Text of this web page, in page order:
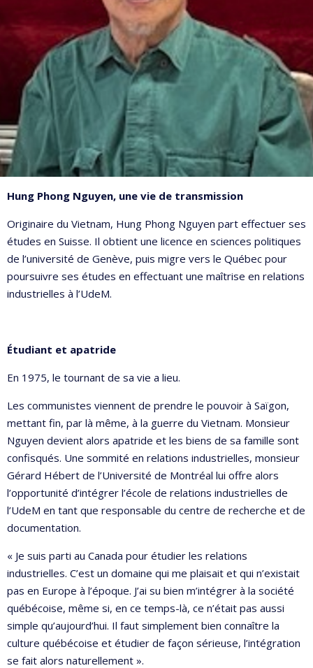
Hung Phong Nguyen, une vie de transmission
Originaire du Vietnam, Hung Phong Nguyen part effectuer ses
études en Suisse. Il obtient une licence en sciences politiques
de l’université de Genève, puis migre vers le Québec pour
poursuivre ses études en effectuant une maîtrise en relations
industrielles à l’UdeM.
Étudiant et apatride
En 1975, le tournant de sa vie a lieu.
Les communistes viennent de prendre le pouvoir à Saïgon,
mettant fin, par là même, à la guerre du Vietnam. Monsieur
Nguyen devient alors apatride et les biens de sa famille sont
confisqués. Une sommité en relations industrielles, monsieur
Gérard Hébert de l’Université de Montréal lui offre alors
l’opportunité d’intégrer l’école de relations industrielles de
l’UdeM en tant que responsable du centre de recherche et de
documentation.
« Je suis parti au Canada pour étudier les relations
industrielles. C’est un domaine qui me plaisait et qui n’existait
pas en Europe à l’époque. J’ai su bien m’intégrer à la société
québécoise, même si, en ce temps-là, ce n’était pas aussi
simple qu’aujourd’hui. Il faut simplement bien connaître la
culture québécoise et étudier de façon sérieuse, l’intégration
se fait alors naturellement ».